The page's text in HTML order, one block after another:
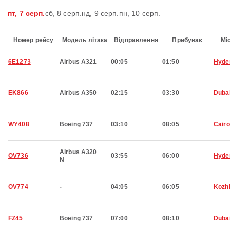
пт, 7 серп.сб, 8 серп. нд, 9 серп. пн, 10 серп.
Номер рейсу Модель літака Відправлення Прибуває
6E1273 Airbus A321 00:05 01:50
EK866 Airbus A350 02:15 03:30
WY408 Boeing 737 03:10 08:05 Cairo
OV736
Airbus A320
N
03:55 06:00
OV774 - 04:05 06:05
FZ45 Boeing 737 07:00 08:10